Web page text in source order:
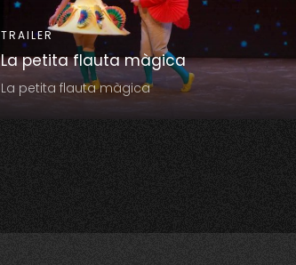
TRAILER
La petita flauta màgica
La petita flauta màgica